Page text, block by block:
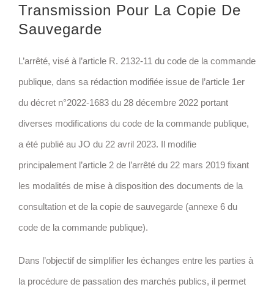
Transmission Pour La Copie De
Sauvegarde
L’arrêté, visé à l’article R. 2132-11 du code de la commande
publique, dans sa rédaction modifiée issue de l’article 1er
du décret n°2022-1683 du 28 décembre 2022 portant
diverses modifications du code de la commande publique,
a été publié au JO du 22 avril 2023. Il modifie
principalement l’article 2 de l’arrêté du 22 mars 2019 fixant
les modalités de mise à disposition des documents de la
consultation et de la copie de sauvegarde (annexe 6 du
code de la commande publique).
Dans l’objectif de simplifier les échanges entre les parties à
la procédure de passation des marchés publics, il permet